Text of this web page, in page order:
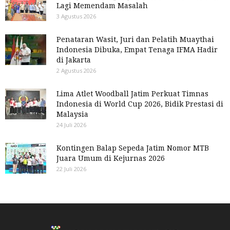
Lagi Memendam Masalah
3 Agustus 2026
Penataran Wasit, Juri dan Pelatih Muaythai
Indonesia Dibuka, Empat Tenaga IFMA Hadir
di Jakarta
2 Agustus 2026
Lima Atlet Woodball Jatim Perkuat Timnas
Indonesia di World Cup 2026, Bidik Prestasi di
Malaysia
24 Juli 2026
Kontingen Balap Sepeda Jatim Nomor MTB
Juara Umum di Kejurnas 2026
22 Juli 2026